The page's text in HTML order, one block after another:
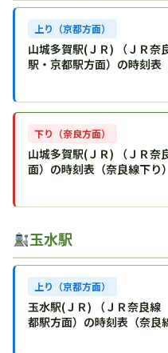
上り（京都方面）
山城多賀駅(ＪＲ) （ＪＲ
駅・京都駅方面）の時刻表
下り（奈良方面）
山城多賀駅(ＪＲ) （ＪＲ
面）の時刻表（奈良線下り）
玉水駅
上り（京都方面）
玉水駅(ＪＲ) （ＪＲ奈良
都駅方面）の時刻表（奈良